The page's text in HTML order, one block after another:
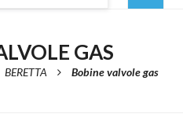
GAS
BERETTA Bobine valvole gas